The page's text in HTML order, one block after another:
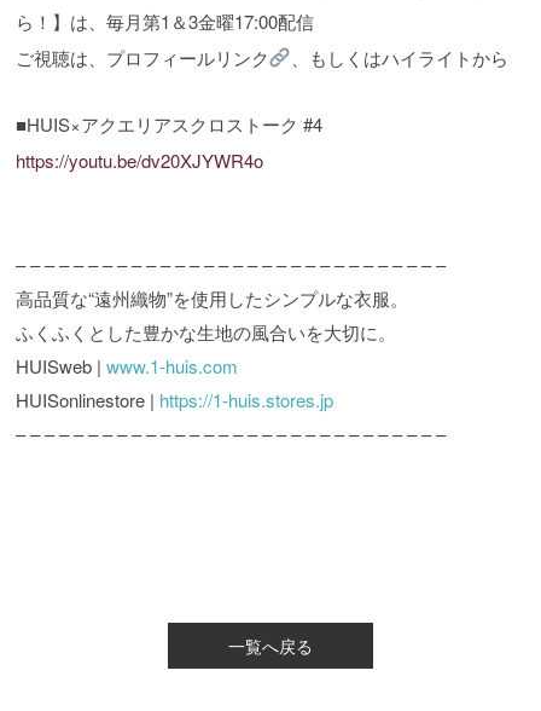
ら！】は、毎月第1＆3金曜17:00配信
ご視聴は、プロフィールリンク
、もしくはハイライトから
■HUIS×アクエリアスクロストーク #4
https://youtu.be/dv20XJYWR4o
– – – – – – – – – – – – – – – – – – – – – – – – – – – – – –
高品質な“遠州織物”を使用したシンプルな衣服。
ふくふくとした豊かな生地の風合いを大切に。
HUISweb |www.1-huis.com
HUISonlinestore | https://1-huis.stores.jp
– – – – – – – – – – – – – – – – – – – – – – – – – – – – – –
一覧へ戻る